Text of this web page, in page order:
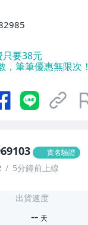
只要38元
，筆筆優惠無限次！
實名驗證
5分鐘前上線
出貨速度
-- 天